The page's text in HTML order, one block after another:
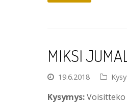
MIKSI
19.6.2018
Kysymys: